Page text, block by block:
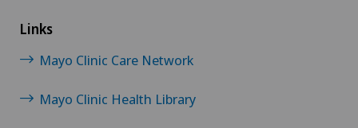
Links
Mayo Clinic Care Network
Mayo Clinic Health Library